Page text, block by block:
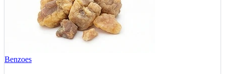
Benzoes